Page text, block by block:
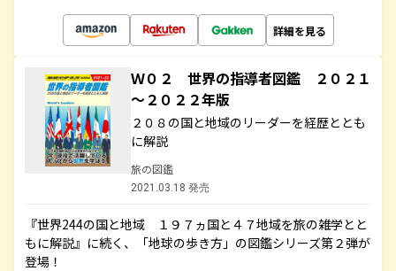
詳細を見る
Ｗ０２ 世界の指導者図鑑 ２０２１
～２０２２年版
２０８の国と地域のリーダーを経歴ととも
に解説
旅の図鑑
2021.03.18 発売
『世界244の国と地域 １９７ヵ国と４７地域を旅の雑学とと
もに解説』に続く、「地球の歩き方」の図鑑シリーズ第２弾が
登場！